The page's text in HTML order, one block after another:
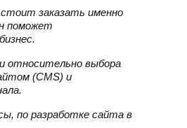
заказать именно
поможет
относительно выбора
(CMS) и
по разработке сайта в